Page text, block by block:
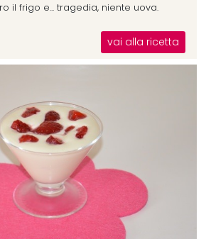
il frigo e... tragedia, niente uova.
vai alla ricetta